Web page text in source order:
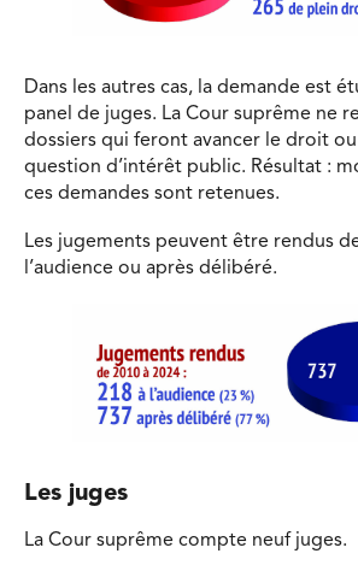
Dans les autres cas, la demande est
panel de juges. La Cour suprême ne
dossiers qui feront avancer le droit
question d’intérêt public. Résultat :
ces demandes sont retenues.
Les jugements peuvent être rendus
l’audience ou après délibéré.
Les juges
La Cour suprême compte neuf juges.